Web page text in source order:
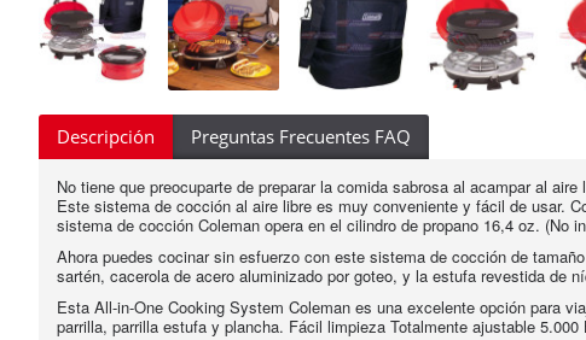
Descripción Preguntas Frecuentes FAQ
No tiene que preocuparte de preparar la comida sabrosa al acampar al
Este sistema de cocción al aire libre es muy conveniente y fácil de usar.
sistema de cocción Coleman opera en el cilindro de propano 16,4 oz. (No
Ahora puedes cocinar sin esfuerzo con este sistema de cocción de
sartén, cacerola de acero aluminizado por goteo, y la estufa revestida de
Esta All-in-One Cooking System Coleman es una excelente opción para
parrilla, parrilla estufa y plancha. Fácil limpieza Totalmente ajustable